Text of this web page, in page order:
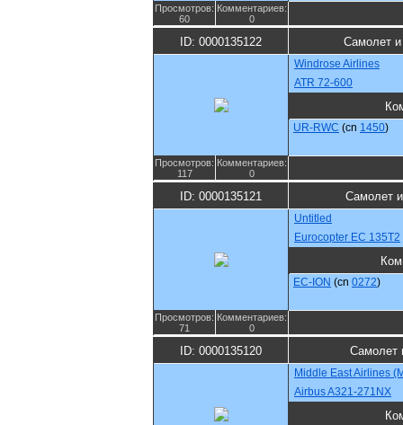
Просмотров:
60
Комментариев:
0
ID: 0000135122 Самолет
Windrose Airlines
ATR 72-600
UR-RWC (cn 1450)
Просмотров:
117
Комментариев:
0
ID: 0000135121 Самолет
Untitled
Eurocopter EC 135T2
EC-ION (cn 0272)
Просмотров:
71
Комментариев:
0
ID: 0000135120 Самолет
Middle East Airlines
Airbus A321-271NX